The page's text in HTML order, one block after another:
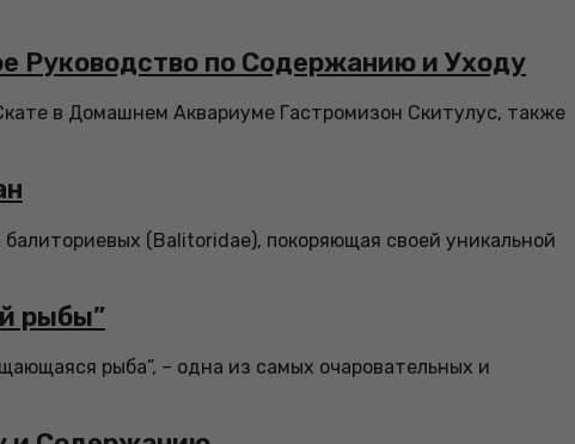
Руководство по Содержанию и Уходу
в Домашнем Аквариуме Гастромизон Скитулус, также
(Balitoridae), покоряющая своей уникальной
рыбы”
рыба”, – одна из самых очаровательных и